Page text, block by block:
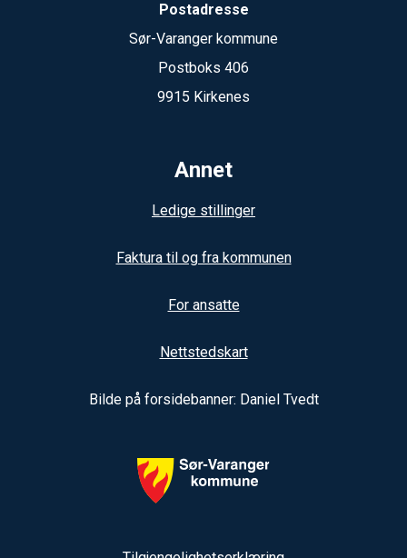
Postadresse
Sør-Varanger kommune
Postboks 406
9915 Kirkenes
Annet
Ledige stillinger
Faktura til og fra kommunen
For ansatte
Nettstedskart
Bilde på forsidebanner: Daniel Tvedt